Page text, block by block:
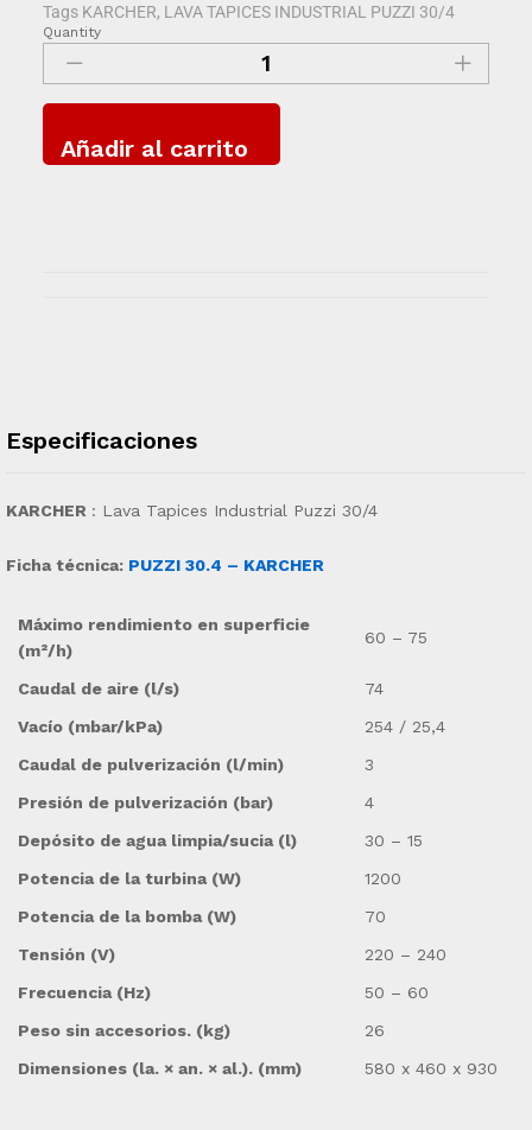
Tags KARCHER, LAVA TAPICES INDUSTRIAL PUZZI 30/4
Quantity
Añadir al carrito
Especificaciones
KARCHER : Lava Tapices Industrial Puzzi 30/4
Ficha técnica: PUZZI 30.4 – KARCHER
Máximo rendimiento en superficie
(m²/h)
60 – 75
Caudal de aire (l/s)
74
Vacío (mbar/kPa)
254 / 25,4
Caudal de pulverización (l/min)
3
Presión de pulverización (bar)
4
Depósito de agua limpia/sucia (l)
30 – 15
Potencia de la turbina (W)
1200
Potencia de la bomba (W)
70
Tensión (V)
220 – 240
Frecuencia (Hz)
50 – 60
Peso sin accesorios. (kg)
26
Dimensiones (la. × an. × al.). (mm)
580 x 460 x 930